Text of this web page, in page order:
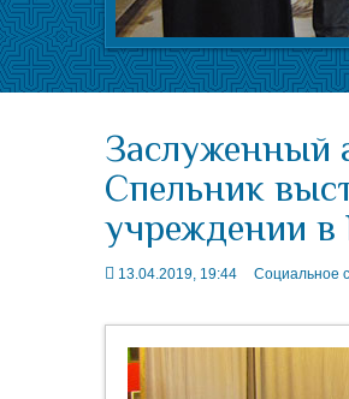
Заслуженный
Спельник
учреждении в
13.04.2019, 19:44 Социальное